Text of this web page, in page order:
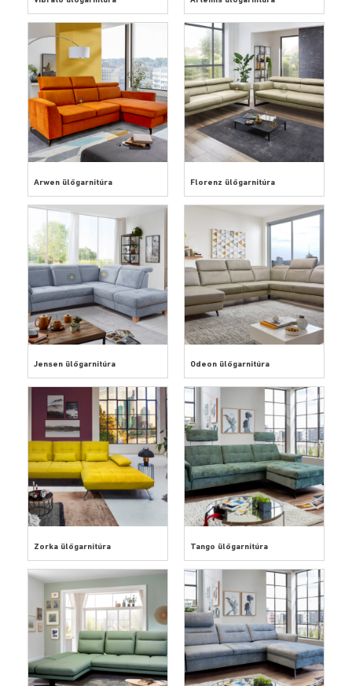
Arwen ülőgarnitúra Florenz ülőgarnitúra
Jensen ülőgarnitúra Odeon ülőgarnitúra
Zorka ülőgarnitúra Tango ülőgarnitúra